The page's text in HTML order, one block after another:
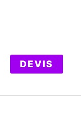
DEVIS